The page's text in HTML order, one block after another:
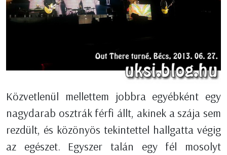
Közvetlenül mellettem jobbra egyébként egy
nagydarab osztrák férfi állt, akinek a szája sem
rezdült, és közönyös tekintettel hallgatta végig
az egészet. Egyszer talán egy fél mosolyt